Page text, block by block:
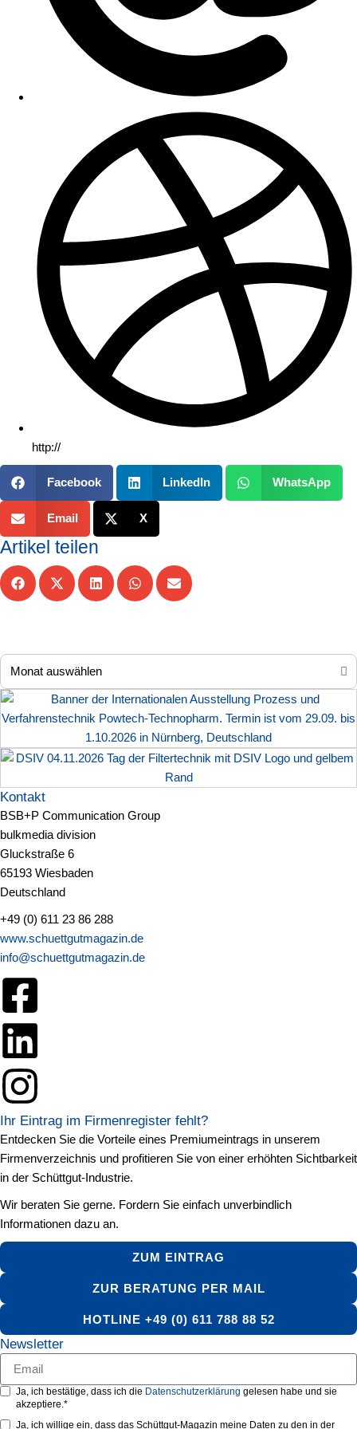
http://
Facebook LinkedIn WhatsApp
Email X
Artikel teilen
Kontakt
BSB+P Communication Group
bulkmedia division
Gluckstraße 6
65193 Wiesbaden
Deutschland
+49 (0) 611 23 86 288
www.schuettgutmagazin.de
info@schuettgutmagazin.de
Ihr Eintrag im Firmenregister fehlt?
Entdecken Sie die Vorteile eines Premiumeintrags in unserem
Firmenverzeichnis und profitieren Sie von einer erhöhten Sichtbarkeit
in der Schüttgut-Industrie.
Wir beraten Sie gerne. Fordern Sie einfach unverbindlich
Informationen dazu an.
ZUM EINTRAG
ZUR BERATUNG PER MAIL
HOTLINE +49 (0) 611 788 88 52
Newsletter
Ja, ich bestätige, dass ich die Datenschutzerklärung gelesen habe und sie
akzeptiere.*
Ja, ich willige ein, dass das Schüttgut-Magazin meine Daten zu den in der